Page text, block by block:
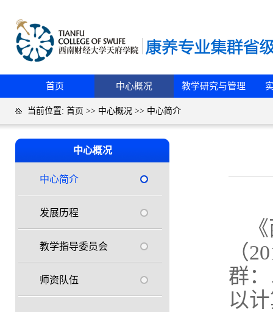
首页 中心概况 教学研究与管理
当前位置: 首页 >> 中心概况 >> 中心简介
中心概况
中心简介
发展历程
教学指导委员会
师资队伍
（
群
以